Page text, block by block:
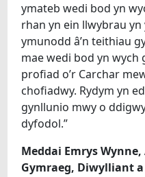
ymateb wedi bod yn
rhan yn ein llwybrau
ymunodd â’n teithiau
mae wedi bod yn wych
profiad o’r Carchar
chofiadwy. Rydym yn
gynllunio mwy o
dyfodol.”
Meddai Emrys
Gymraeg, Diwylliant